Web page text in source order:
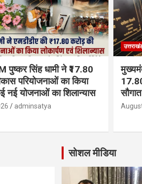
पुष्कर सिंह धामी ने ₹17.80
परियोजनाओं का किया
नई योजनाओं का शिलान्यास
adminsatya
सौगात
सोशल मीडिया